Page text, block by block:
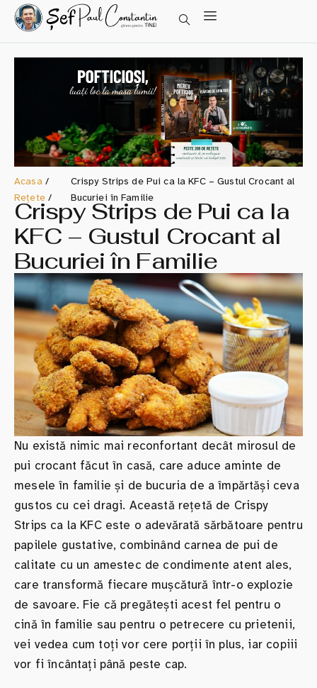
Acasa/
Rețete/
Crispy Strips de Pui ca la KFC – Gustul Crocant al
Bucuriei în Familie
Crispy Strips de Pui ca la
KFC – Gustul Crocant al
Bucuriei în Familie
Nu există nimic mai reconfortant decât mirosul de
pui crocant făcut în casă, care aduce aminte de
mesele în familie și de bucuria de a împărtăși ceva
gustos cu cei dragi. Această rețetă de Crispy
Strips ca la KFC este o adevărată sărbătoare pentru
papilele gustative, combinând carnea de pui de
calitate cu un amestec de condimente atent ales,
care transformă fiecare mușcătură într-o explozie
de savoare. Fie că pregătești acest fel pentru o
cină în familie sau pentru o petrecere cu prietenii,
vei vedea cum toți vor cere porții în plus, iar copiii
vor fi încântați până peste cap.